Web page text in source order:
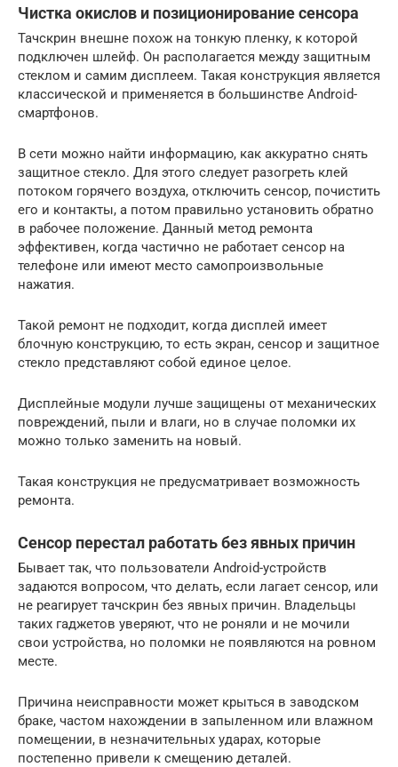
Чистка окислов и позиционирование сенсора
Тачскрин внешне похож на тонкую пленку, к которой
подключен шлейф. Он располагается между защитным
стеклом и самим дисплеем. Такая конструкция является
классической и применяется в большинстве Android-
смартфонов.
В сети можно найти информацию, как аккуратно снять
защитное стекло. Для этого следует разогреть клей
потоком горячего воздуха, отключить сенсор, почистить
его и контакты, а потом правильно установить обратно
в рабочее положение. Данный метод ремонта
эффективен, когда частично не работает сенсор на
телефоне или имеют место самопроизвольные
нажатия.
Такой ремонт не подходит, когда дисплей имеет
блочную конструкцию, то есть экран, сенсор и защитное
стекло представляют собой единое целое.
Дисплейные модули лучше защищены от механических
повреждений, пыли и влаги, но в случае поломки их
можно только заменить на новый.
Такая конструкция не предусматривает возможность
ремонта.
Сенсор перестал работать без явных причин
Бывает так, что пользователи Android-устройств
задаются вопросом, что делать, если лагает сенсор, или
не реагирует тачскрин без явных причин. Владельцы
таких гаджетов уверяют, что не роняли и не мочили
свои устройства, но поломки не появляются на ровном
месте.
Причина неисправности может крыться в заводском
браке, частом нахождении в запыленном или влажном
помещении, в незначительных ударах, которые
постепенно привели к смещению деталей.